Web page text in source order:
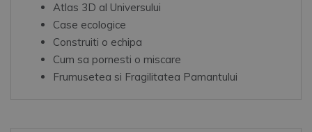
Atlas 3D al Universului
Case ecologice
Construiti o echipa
Cum sa pornesti o miscare
Frumusetea si Fragilitatea Pamantului